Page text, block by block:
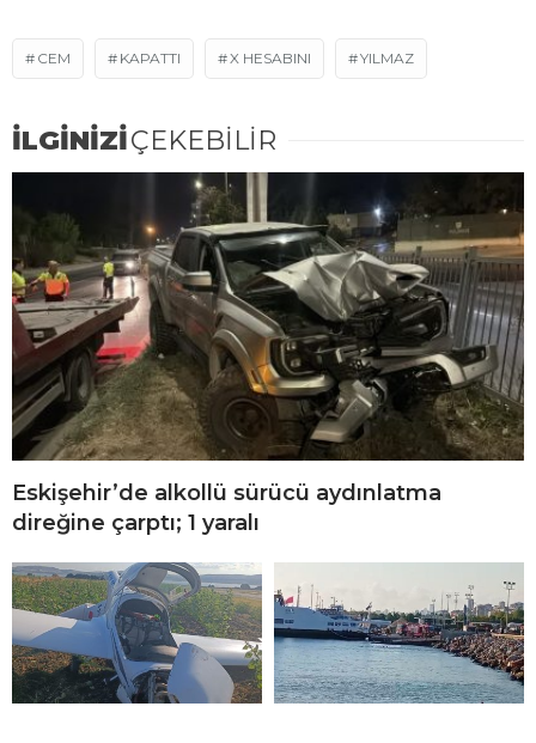
CEM KAPATTI X HESABINI YILMAZ
İLGİNİZİÇEKEBİLİR
Eskişehir’de alkollü sürücü aydınlatma
direğine çarptı; 1 yaralı